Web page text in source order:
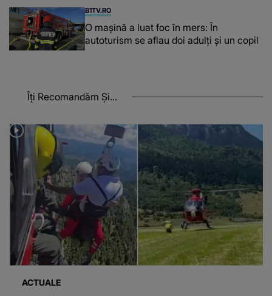
B1TV.RO
O maşină a luat foc în mers: În
autoturism se aflau doi adulți și un copil
Îți Recomandăm Și...
ACTUALE